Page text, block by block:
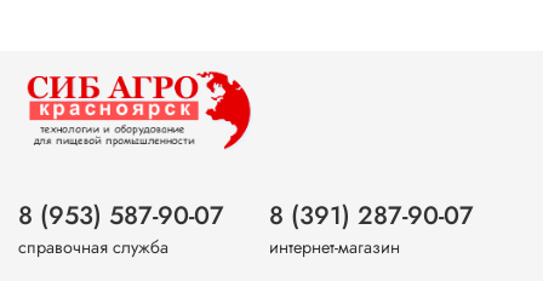
8 (953) 587-90-07
справочная служба
8 (391) 287-90-07
интернет-магазин